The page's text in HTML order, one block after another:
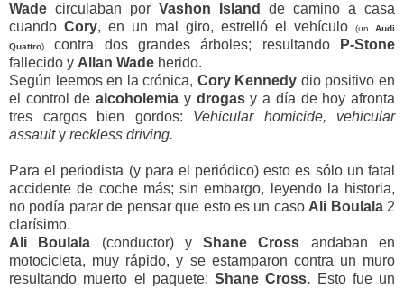
Wade circulaban por Vashon Island de camino a casa
cuando Cory, en un mal giro, estrelló el vehículo (un Audi
Quattro) contra dos grandes árboles; resultandoP-Stone
fallecido y Allan Wade herido.
Según leemos en la crónica, Cory Kennedy dio positivo en
el control dealcoholemia y drogasy a día de hoy afronta
tres cargos bien gordos: Vehicular homicide, vehicular
assaulty reckless driving.
Para el periodista (y para el periódico) esto es sólo un fatal
accidente de coche más; sin embargo, leyendo la historia,
no podía parar de pensar que esto es un caso Ali Boulala2
clarísimo.
Ali Boulala (conductor) yShane Cross andaban en
motocicleta, muy rápido, y se estamparon contra un muro
resultando muerto el paquete: Shane Cross. Esto fue un